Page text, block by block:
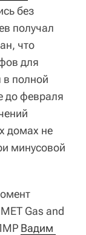
без
получал
что
для
в полной
до февраля
домах не
минусовой
Gas and
Вадим